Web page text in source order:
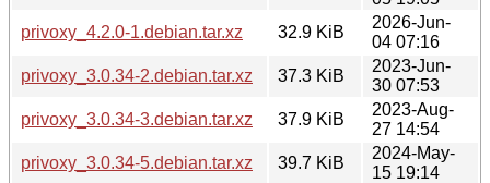
privoxy_4.2.0-1.debian.tar.xz
32.9 KiB
2026-Jun-
04 07:16
privoxy_3.0.34-2.debian.tar.xz
37.3 KiB
2023-Jun-
30 07:53
privoxy_3.0.34-3.debian.tar.xz
37.9 KiB
2023-Aug-
27 14:54
privoxy_3.0.34-5.debian.tar.xz
39.7 KiB
2024-May-
15 19:14